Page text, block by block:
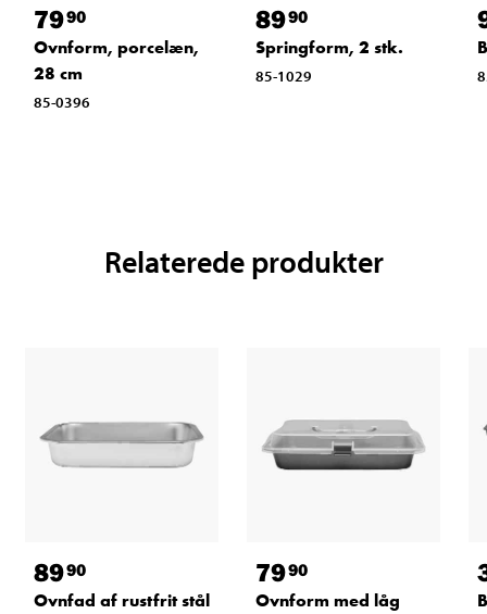
7990
Ovnform, porcelæn,
28 cm
85-0396
8990
Springform, 2 stk.
85-1029
Relaterede produkter
8990
Ovnfad af rustfrit stål
7990
Ovnform med låg